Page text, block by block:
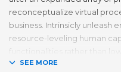
reconceptualize virtual
business. Intrinsicly unleash
resource-leveling human
functionalities rather than